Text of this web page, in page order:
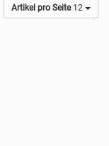
Artikel pro Seite 12